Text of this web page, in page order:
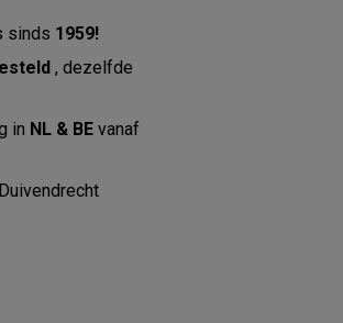
sinds 1959!
, dezelfde
in NL & BE vanaf